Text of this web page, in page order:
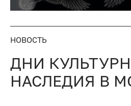
НОВОСТЬ
ДНИ
НАСЛЕДИЯ В